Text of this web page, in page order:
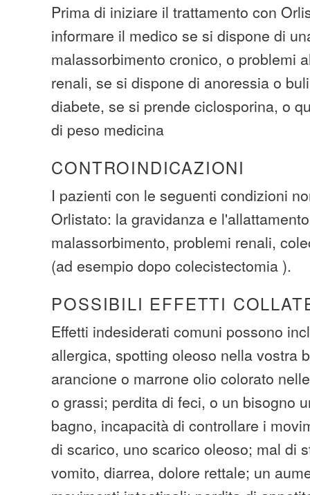
Prima di iniziare il trattamento con
informare il medico se si dispone di
malassorbimento cronico, o problemi
renali, se si dispone di anoressia o
diabete, se si prende ciclosporina, o
di peso medicina
CONTROINDICAZIONI
I pazienti con le seguenti condizioni
Orlistato: la gravidanza e
malassorbimento, problemi renali,
(ad esempio dopo colecistectomia ).
POSSIBILI EFFETTI
Effetti indesiderati comuni possono
allergica, spotting oleoso nella vostra
arancione o marrone olio colorato
o grassi; perdita di feci, o un bisogno
bagno, incapacità di controllare i
di scarico, uno scarico oleoso; mal di
vomito, diarrea, dolore rettale; un